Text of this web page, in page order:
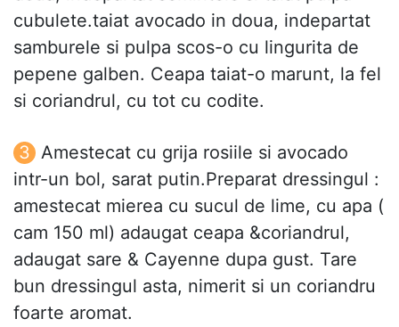
cubulete.taiat avocado in doua, indepartat
samburele si pulpa scos-o cu lingurita de
pepene galben. Ceapa taiat-o marunt, la fel
si coriandrul, cu tot cu codite.
Amestecat cu grija rosiile si avocado
intr-un bol, sarat putin.Preparat dressingul :
amestecat mierea cu sucul de lime, cu apa (
cam 150 ml) adaugat ceapa &coriandrul,
adaugat sare & Cayenne dupa gust. Tare
bun dressingul asta, nimerit si un coriandru
foarte aromat.